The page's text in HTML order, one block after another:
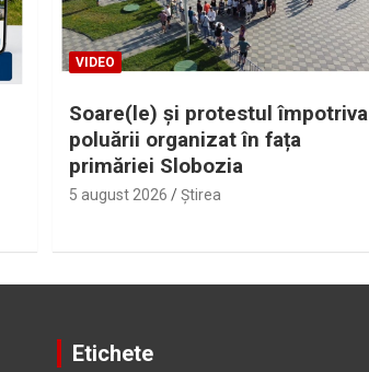
VIDEO
Soare(le) și protestul împotriva
poluării organizat în fața
primăriei Slobozia
5 august 2026 Ştirea
Etichete